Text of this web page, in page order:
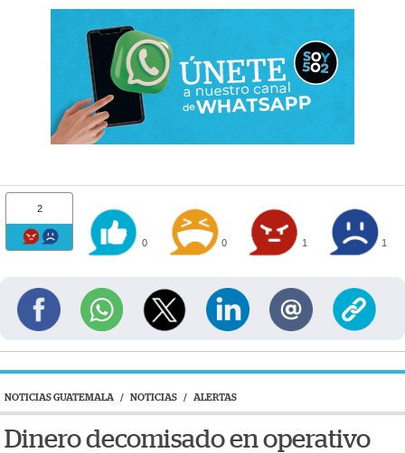
2
0 0 1 1
NOTICIAS GUATEMALA / NOTICIAS / ALERTAS
Dinero decomisado en operativo